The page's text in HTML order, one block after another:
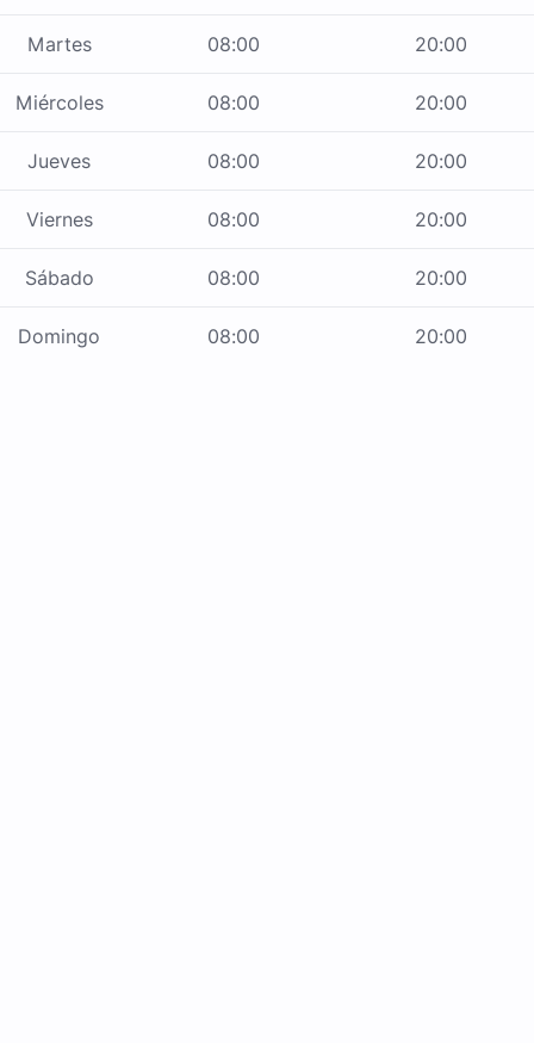
Martes 08:00 20:00
Miércoles 08:00 20:00
Jueves 08:00 20:00
Viernes 08:00 20:00
Sábado 08:00 20:00
Domingo 08:00 20:00